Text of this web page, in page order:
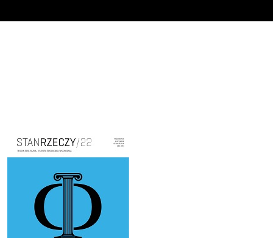
Cover image